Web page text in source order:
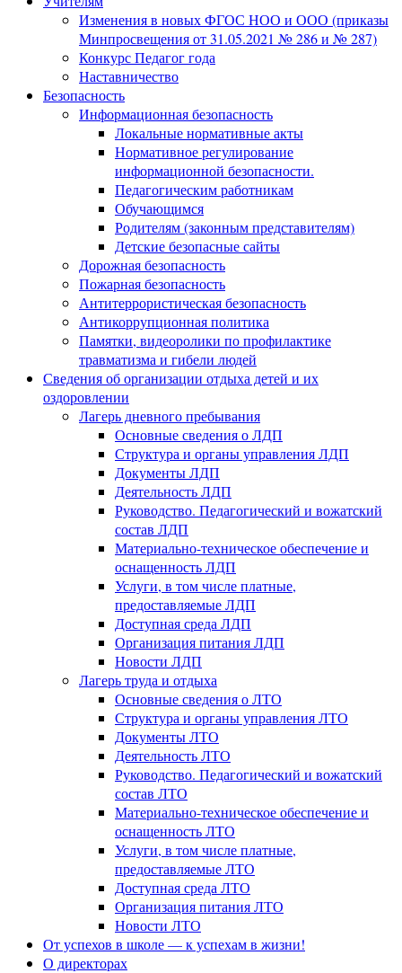
Изменения в новых ФГОС НОО и ООО (приказы
Минпросвещения от 31.05.2021 № 286 и № 287)
Конкурс Педагог года
Наставничество
Безопасность
Информационная безопасность
Локальные нормативные акты
Нормативное регулирование
информационной безопасности.
Педагогическим работникам
Обучающимся
Родителям (законным представителям)
Детские безопасные сайты
Дорожная безопасность
Пожарная безопасность
Антитеррористическая безопасность
Антикоррупционная политика
Памятки, видеоролики по профилактике
травматизма и гибели людей
Сведения об организации отдыха детей и их
оздоровлении
Лагерь дневного пребывания
Основные сведения о ЛДП
Структура и органы управления ЛДП
Документы ЛДП
Деятельность ЛДП
Руководство. Педагогический и вожатский
состав ЛДП
Материально-техническое обеспечение и
оснащенность ЛДП
Услуги, в том числе платные,
предоставляемые ЛДП
Доступная среда ЛДП
Организация питания ЛДП
Новости ЛДП
Лагерь труда и отдыха
Основные сведения о ЛТО
Структура и органы управления ЛТО
Документы ЛТО
Деятельность ЛТО
Руководство. Педагогический и вожатский
состав ЛТО
Материально-техническое обеспечение и
оснащенность ЛТО
Услуги, в том числе платные,
предоставляемые ЛТО
Доступная среда ЛТО
Организация питания ЛТО
Новости ЛТО
От успехов в школе — к успехам в жизни!
О директорах